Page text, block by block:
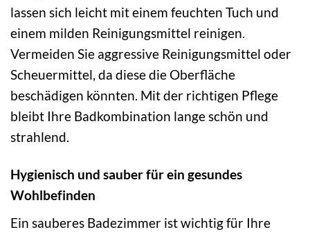
lassen sich leicht mit einem feuchten Tuch und
einem milden Reinigungsmittel reinigen.
Vermeiden Sie aggressive Reinigungsmittel oder
Scheuermittel, da diese die Oberfläche
beschädigen könnten. Mit der richtigen Pflege
bleibt Ihre Badkombination lange schön und
strahlend.
Hygienisch und sauber für ein gesundes
Wohlbefinden
Ein sauberes Badezimmer ist wichtig für Ihre